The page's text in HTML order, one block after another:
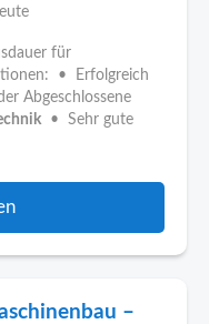
für
• Erfolgreich
Abgeschlossene
• Sehr gute
–